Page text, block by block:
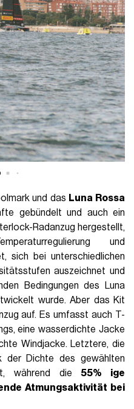
und das Luna Rossa
gebündelt und auch ein
Radanzug hergestellt,
und
sich bei unterschiedlichen
auszeichnet und
Bedingungen des Luna
wurde. Aber das Kit
auf. Es umfasst auch T-
eine wasserdichte Jacke
Windjacke. Letztere, die
Dichte des gewählten
während die55% ige
Atmungsaktivität bei